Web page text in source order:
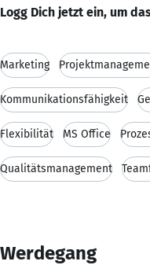
Logg Dich jetzt ein, um
Marketing
Kommunikationsfähigkeit
Flexibilität MS Office
Qualitätsmanagement
Werdegang